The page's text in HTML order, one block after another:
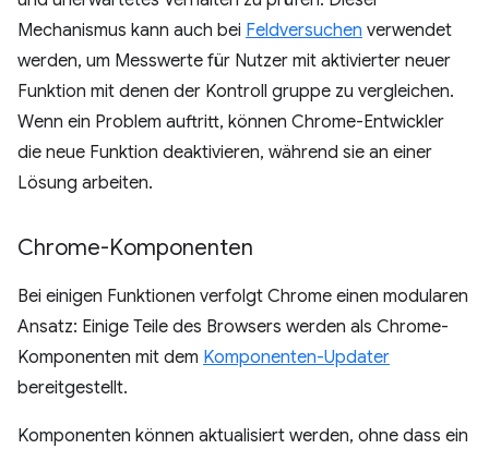
Mechanismus kann auch bei Feldversuchen verwendet
werden, um Messwerte für Nutzer mit aktivierter neuer
Funktion mit denen der Kontroll gruppe zu vergleichen.
Wenn ein Problem auftritt, können Chrome-Entwickler
die neue Funktion deaktivieren, während sie an einer
Lösung arbeiten.
Chrome-Komponenten
Bei einigen Funktionen verfolgt Chrome einen modularen
Ansatz: Einige Teile des Browsers werden als Chrome-
Komponenten mit dem Komponenten-Updater
bereitgestellt.
Komponenten können aktualisiert werden, ohne dass ein